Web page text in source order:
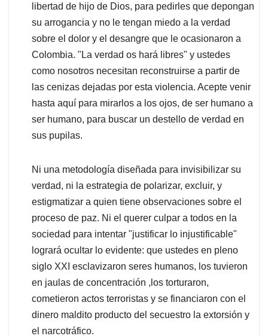
libertad de hijo de Dios, para pedirles que depongan
su arrogancia y no le tengan miedo a la verdad
sobre el dolor y el desangre que le ocasionaron a
Colombia. "La verdad os hará libres" y ustedes
como nosotros necesitan reconstruirse a partir de
las cenizas dejadas por esta violencia. Acepte venir
hasta aquí para mirarlos a los ojos, de ser humano a
ser humano, para buscar un destello de verdad en
sus pupilas.
Ni una metodología diseñada para invisibilizar su
verdad, ni la estrategia de polarizar, excluir, y
estigmatizar a quien tiene observaciones sobre el
proceso de paz. Ni el querer culpar a todos en la
sociedad para intentar "justificar lo injustificable"
logrará ocultar lo evidente: que ustedes en pleno
siglo XXI esclavizaron seres humanos, los tuvieron
en jaulas de concentración ,los torturaron,
cometieron actos terroristas y se financiaron con el
dinero maldito producto del secuestro la extorsión y
el narcotráfico.